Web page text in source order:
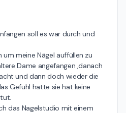
soll es war durch und
meine Nägel auffüllen zu
Dame angefangen ,danach
und dann doch wieder die
Gefühl hatte sie hat keine
das Nagelstudio mit einem